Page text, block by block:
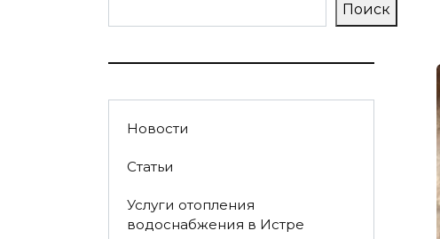
Поиск
Новости
Статьи
Услуги отопления
водоснабжения в Истре